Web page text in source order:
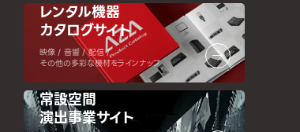
レンタル機器
カタログサイト
映像 / 音響 / 配信 /
その他の多彩な機材をラインナップ
常設空間
演出事業サイト